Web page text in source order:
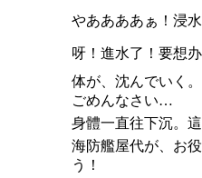
やああああぁ！浸
呀！進水了！要想
体が、沈んでいく
ごめんなさい…
身體一直往下沉。
海防艦屋代が、お
う！